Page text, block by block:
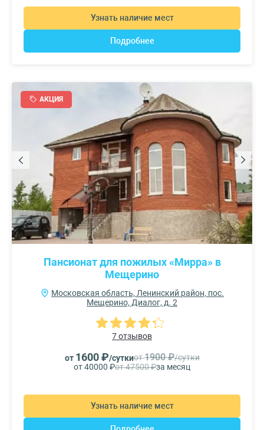
Узнать наличие мест
Подробнее
АКЦИЯ
Пансионат для пожилых «Мирра» в
Мещерино
Московская область, Ленинский район, пос.
Мещерино, Диалог, д. 2
7 отзывов
от 1600 ₽/суткиот1900 ₽/сутки
от 40000 ₽от 47500 ₽за месяц
Узнать наличие мест